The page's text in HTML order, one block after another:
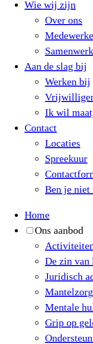
Wie wij zijn
Over ons
Aan de slag bij
Werken bij
Ik wil
Contact
Locaties
Spreekuur
Ben je niet
Home
Ons aanbod
De zin van
Juridisch
Mantelzorg
Mentale
Grip op